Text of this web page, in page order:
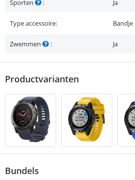
Sporten : Ja
Type accessoire: Bandje
Zwemmen : Ja
Productvarianten
Bundels